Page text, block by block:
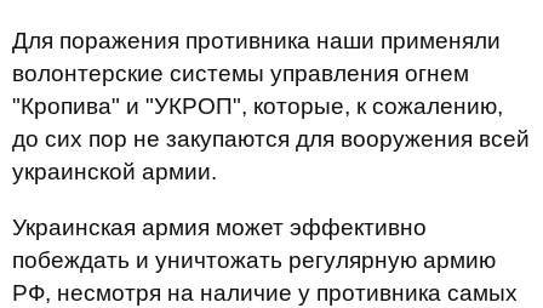
Для поражения противника наши применяли
волонтерские системы управления огнем
"Кропива" и "УКРОП", которые, к сожалению,
до сих пор не закупаются для вооружения всей
украинской армии.
Украинская армия может эффективно
побеждать и уничтожать регулярную армию
РФ, несмотря на наличие у противника самых